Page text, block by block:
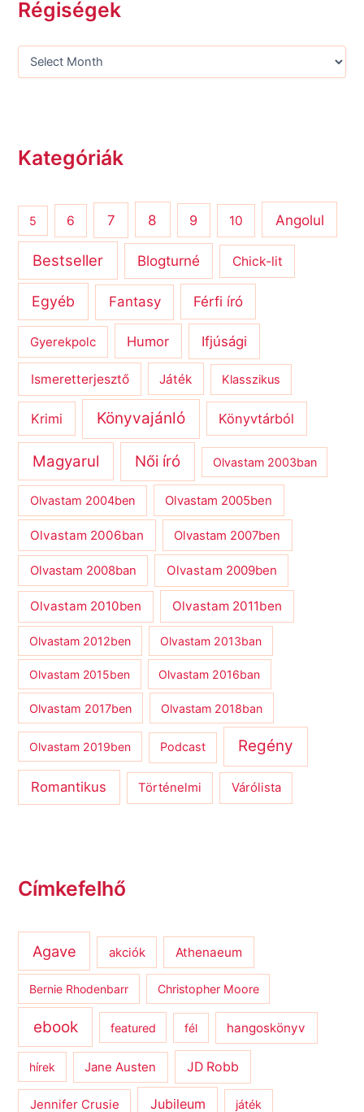
Régiségek
Kategóriák
5 6 7 8 9 10 Angolul
Bestseller Blogturné Chick-lit
Egyéb Fantasy Férfi író
Gyerekpolc Humor Ifjúsági
Ismeretterjesztő Játék Klasszikus
Krimi Könyvajánló Könyvtárból
Magyarul Női író Olvastam 2003ban
Olvastam 2004ben Olvastam 2005ben
Olvastam 2006ban Olvastam 2007ben
Olvastam 2008ban Olvastam 2009ben
Olvastam 2010ben Olvastam 2011ben
Olvastam 2012ben Olvastam 2013ban
Olvastam 2015ben Olvastam 2016ban
Olvastam 2017ben Olvastam 2018ban
Olvastam 2019ben Podcast Regény
Romantikus Történelmi Várólista
Címkefelhő
Agave akciók Athenaeum
Bernie Rhodenbarr Christopher Moore
ebook featured fél hangoskönyv
hírek Jane Austen JD Robb
Jennifer Crusie Jubileum játék